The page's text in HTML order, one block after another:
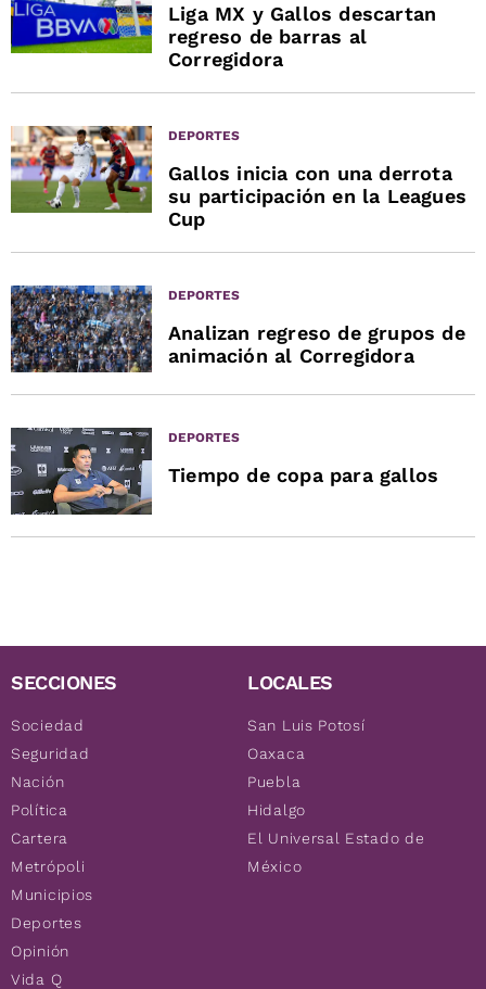
Liga MX y Gallos descartan
regreso de barras al
Corregidora
DEPORTES
Gallos inicia con una derrota
su participación en la Leagues
Cup
DEPORTES
Analizan regreso de grupos de
animación al Corregidora
DEPORTES
Tiempo de copa para gallos
SECCIONES
Sociedad
Seguridad
Nación
Política
Cartera
Metrópoli
Municipios
Deportes
Opinión
Vida Q
LOCALES
San Luis Potosí
Oaxaca
Puebla
Hidalgo
El Universal Estado de
México